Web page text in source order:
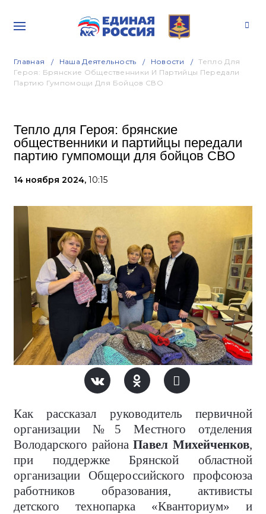
Главная Наша Деятельность Новости
Тепло Для
Героя: Брянские Общественники И Партийцы Передали
Партию Гумпомощи Для Бойцов СВО
Тепло для Героя: брянские
общественники и партийцы передали
партию гумпомощи для бойцов СВО
14 ноября 2024, 10:15
Как рассказал руководитель первичной
организации №5 Местного отделения
Володарского районаПавел Михейченков,
при поддержке Брянской областной
организации Общероссийского профсоюза
работников образования, активисты
детского технопарка «Кванториум» и